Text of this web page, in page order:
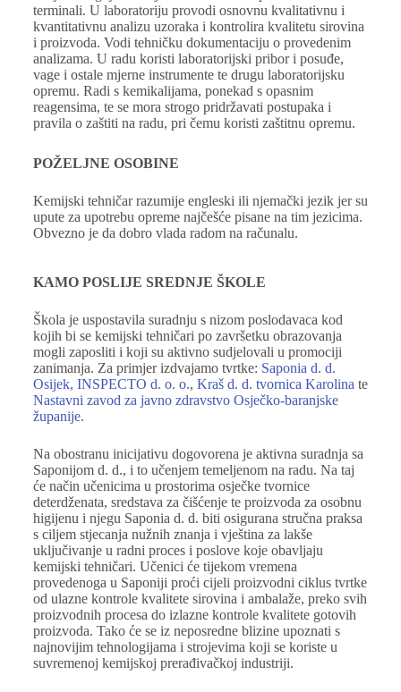
terminali. U laboratoriju provodi osnovnu kvalitativnu i
kvantitativnu analizu uzoraka i kontrolira kvalitetu sirovina
i proizvoda. Vodi tehničku dokumentaciju o provedenim
analizama. U radu koristi laboratorijski pribor i posuđe,
vage i ostale mjerne instrumente te drugu laboratorijsku
opremu. Radi s kemikalijama, ponekad s opasnim
reagensima, te se mora strogo pridržavati postupaka i
pravila o zaštiti na radu, pri čemu koristi zaštitnu opremu.
POŽELJNE OSOBINE
Kemijski tehničar razumije engleski ili njemački jezik jer su
upute za upotrebu opreme najčešće pisane na tim jezicima.
Obvezno je da dobro vlada radom na računalu.
KAMO POSLIJE SREDNJE ŠKOLE
Škola je uspostavila suradnju s nizom poslodavaca kod
kojih bi se kemijski tehničari po završetku obrazovanja
mogli zaposliti i koji su aktivno sudjelovali u promociji
zanimanja. Za primjer izdvajamo tvrtke: Saponia d. d.
Osijek, INSPECTO d. o. o., Kraš d. d. tvornica Karolina te
Nastavni zavod za javno zdravstvo Osječko-baranjske
županije.
Na obostranu inicijativu dogovorena je aktivna suradnja sa
Saponijom d. d., i to učenjem temeljenom na radu. Na taj
će način učenicima u prostorima osječke tvornice
deterdženata, sredstava za čišćenje te proizvoda za osobnu
higijenu i njegu Saponia d. d. biti osigurana stručna praksa
s ciljem stjecanja nužnih znanja i vještina za lakše
uključivanje u radni proces i poslove koje obavljaju
kemijski tehničari. Učenici će tijekom vremena
provedenoga u Saponiji proći cijeli proizvodni ciklus tvrtke
od ulazne kontrole kvalitete sirovina i ambalaže, preko svih
proizvodnih procesa do izlazne kontrole kvalitete gotovih
proizvoda. Tako će se iz neposredne blizine upoznati s
najnovijim tehnologijama i strojevima koji se koriste u
suvremenoj kemijskoj prerađivačkoj industriji.